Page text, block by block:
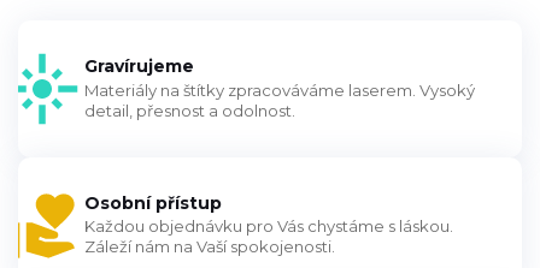
Gravírujeme
Materiály na štítky zpracováváme laserem. Vysoký
detail, přesnost a odolnost.
Osobní přístup
Každou objednávku pro Vás chystáme s láskou.
Záleží nám na Vaší spokojenosti.